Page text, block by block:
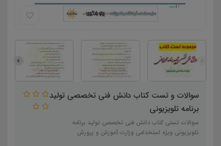
سوالات و تست کتاب دانش فنی تخصصی تولید
برنامه تلویزیونی
سوالات تستی کتاب دانش فنی تخصصی تولید برنامه
تلویزیونی ویژه استخدامی وزارت آموزش و پرورش